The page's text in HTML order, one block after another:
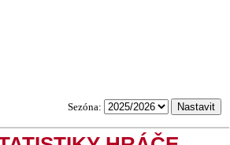
Sezóna: